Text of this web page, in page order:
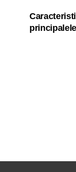
principalele